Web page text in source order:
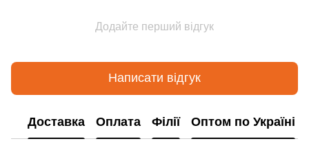
Додайте перший відгук
Написати відгук
Доставка Оплата Філії Оптом по Україні